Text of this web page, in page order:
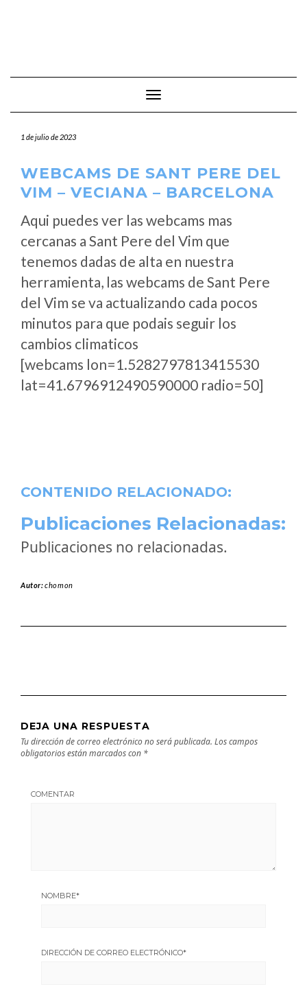
Cambiar modo de navegación
1 de julio de 2023
WEBCAMS DE SANT PERE DEL
VIM – VECIANA – BARCELONA
Aqui puedes ver las webcams mas
cercanas a Sant Pere del Vim que
tenemos dadas de alta en nuestra
herramienta, las webcams de Sant Pere
del Vim se va actualizando cada pocos
minutos para que podais seguir los
cambios climaticos
[webcams lon=1.5282797813415530
lat=41.6796912490590000 radio=50]
CONTENIDO RELACIONADO:
Publicaciones Relacionadas:
Publicaciones no relacionadas.
Autor:chomon
DEJA UNA RESPUESTA
Tu dirección de correo electrónico no será publicada. Los campos
obligatorios están marcados con *
COMENTAR
NOMBRE*
DIRECCIÓN DE CORREO ELECTRÓNICO*